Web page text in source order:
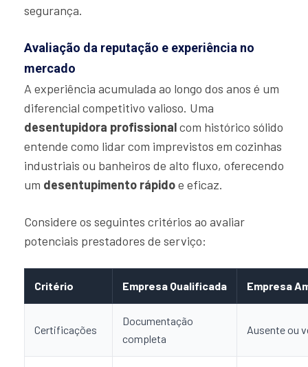
segurança.
Avaliação da reputação e experiência no
mercado
A experiência acumulada ao longo dos anos é um
diferencial competitivo valioso. Uma
desentupidora profissionalcom histórico sólido
entende como lidar com imprevistos em cozinhas
industriais ou banheiros de alto fluxo, oferecendo
um desentupimento rápidoe eficaz.
Considere os seguintes critérios ao avaliar
potenciais prestadores de serviço:
Critério Empresa Qualificada Empresa
Certificações
Documentação
completa
Ausente ou